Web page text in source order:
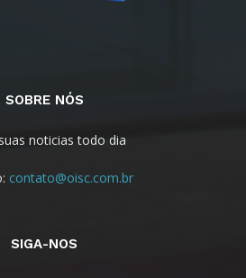
SOBRE NÓS
noticias todo dia
contato@oisc.com.br
SIGA-NOS